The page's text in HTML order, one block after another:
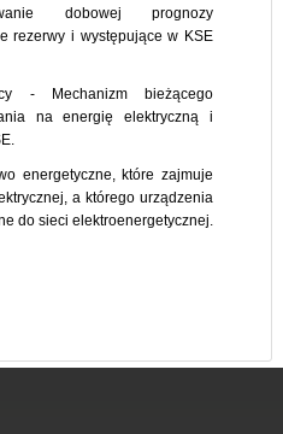
dobowej prognozy
rezerwy i występujące w KSE
- Mechanizm bieżącego
na energię elektryczną i
energetyczne, które zajmuje
a którego urządzenia
do sieci elektroenergetycznej.